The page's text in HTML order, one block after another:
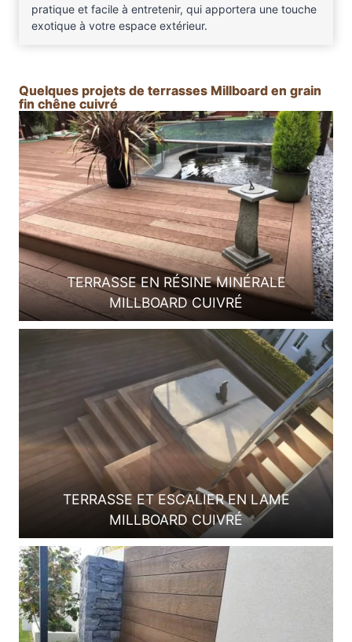
pratique et facile à entretenir, qui apportera une touche
exotique à votre espace extérieur.
Quelques projets de terrasses Millboard en grain
fin chêne cuivré
TERRASSE EN RÉSINE MINÉRALE
MILLBOARD CUIVRÉ
TERRASSE ET ESCALIER EN LAME
MILLBOARD CUIVRÉ